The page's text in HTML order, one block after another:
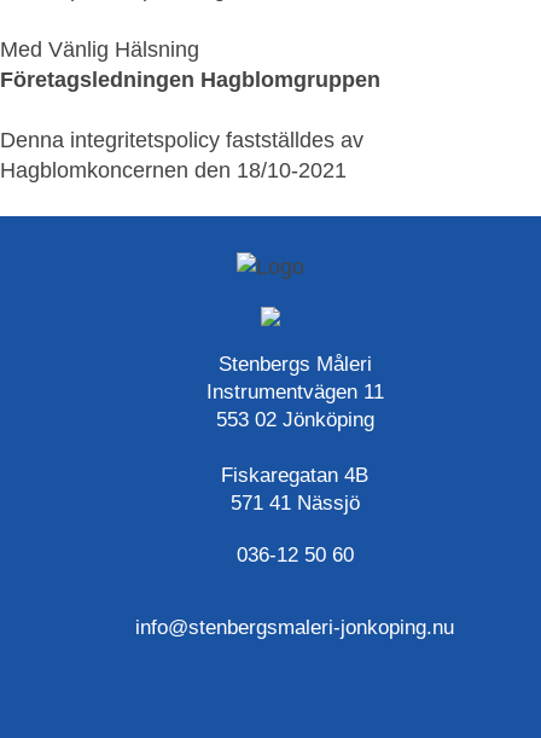
Med Vänlig Hälsning
Företagsledningen Hagblomgruppen
Denna integritetspolicy fastställdes av
Hagblomkoncernen den 18/10-2021
Stenbergs Måleri
Instrumentvägen 11
553 02 Jönköping
Fiskaregatan 4B
571 41 Nässjö
036-12 50 60
info@stenbergsmaleri-jonkoping.nu